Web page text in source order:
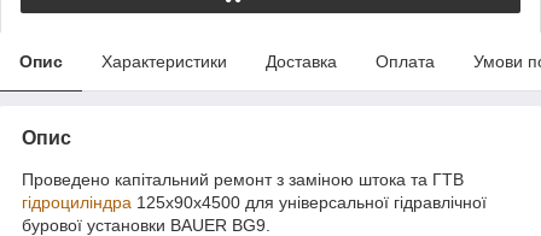
Опис Характеристики Доставка Оплата Умови
Опис
Проведено капітальний ремонт з заміною штока та ГТВ
гідроциліндра 125х90х4500 для універсальної гідравлічної
бурової установки BAUER BG9.